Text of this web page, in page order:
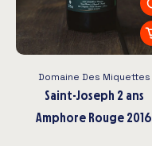
Domaine Des Miquettes
Saint-Joseph 2 ans
Amphore Rouge 2016